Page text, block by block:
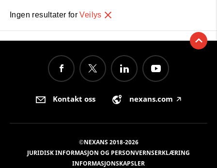
Ingen resultater forVeilys
Kontakt oss nexans.com 🡥
©NEXANS 2018-2026
JURIDISK INFORMASJON OG PERSONVERNSERKLÆRING
INFORMASJONSKAPSLER